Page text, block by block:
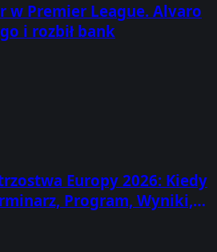
w Premier League. Alvaro
i rozbił bank
Europy 2026: Kiedy
Program, Wyniki,